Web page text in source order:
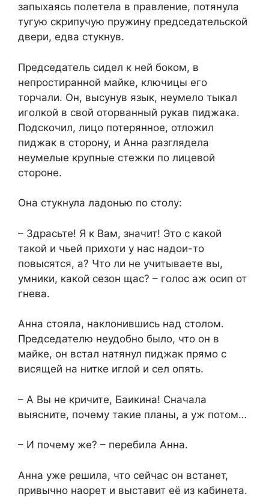
запыхаясь полетела в правление, потянула
тугую скрипучую пружину председательской
двери, едва стукнув.
Председатель сидел к ней боком, в
непростиранной майке, ключицы его
торчали. Он, высунув язык, неумело тыкал
иголкой в свой оторванный рукав пиджака.
Подскочил, лицо потерянное, отложил
пиджак в сторону, и Анна разглядела
неумелые крупные стежки по лицевой
стороне.
Она стукнула ладонью по столу:
– Здрасьте! Я к Вам, значит! Это с какой
такой и чьей прихоти у нас надои-то
повысятся, а? Что ли не учитываете вы,
умники, какой сезон щас? – голос аж осип от
гнева.
Анна стояла, наклонившись над столом.
Председателю неудобно было, что он в
майке, он встал натянул пиджак прямо с
висящей на нитке иглой и сел опять.
– А Вы не кричите, Баикина! Сначала
выясните, почему такие планы, а уж потом…
– И почему же? – перебила Анна.
Анна уже решила, что сейчас он встанет,
привычно наорет и выставит её из кабинета.